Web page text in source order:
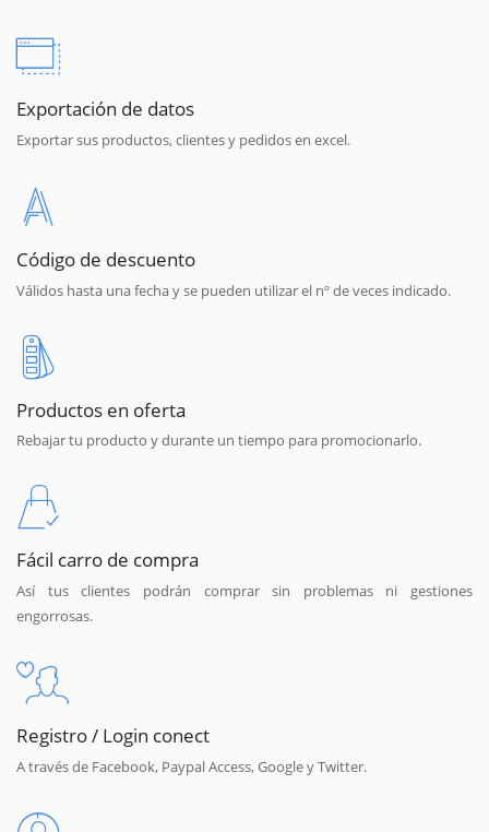
Exportación de datos
Exportar sus productos, clientes y pedidos en excel.
Código de descuento
Válidos hasta una fecha y se pueden utilizar el nº de veces indicado.
Productos en oferta
Rebajar tu producto y durante un tiempo para promocionarlo.
Fácil carro de compra
Así tus clientes podrán comprar sin problemas ni gestiones
engorrosas.
Registro / Login conect
A través de Facebook, Paypal Access, Google y Twitter.